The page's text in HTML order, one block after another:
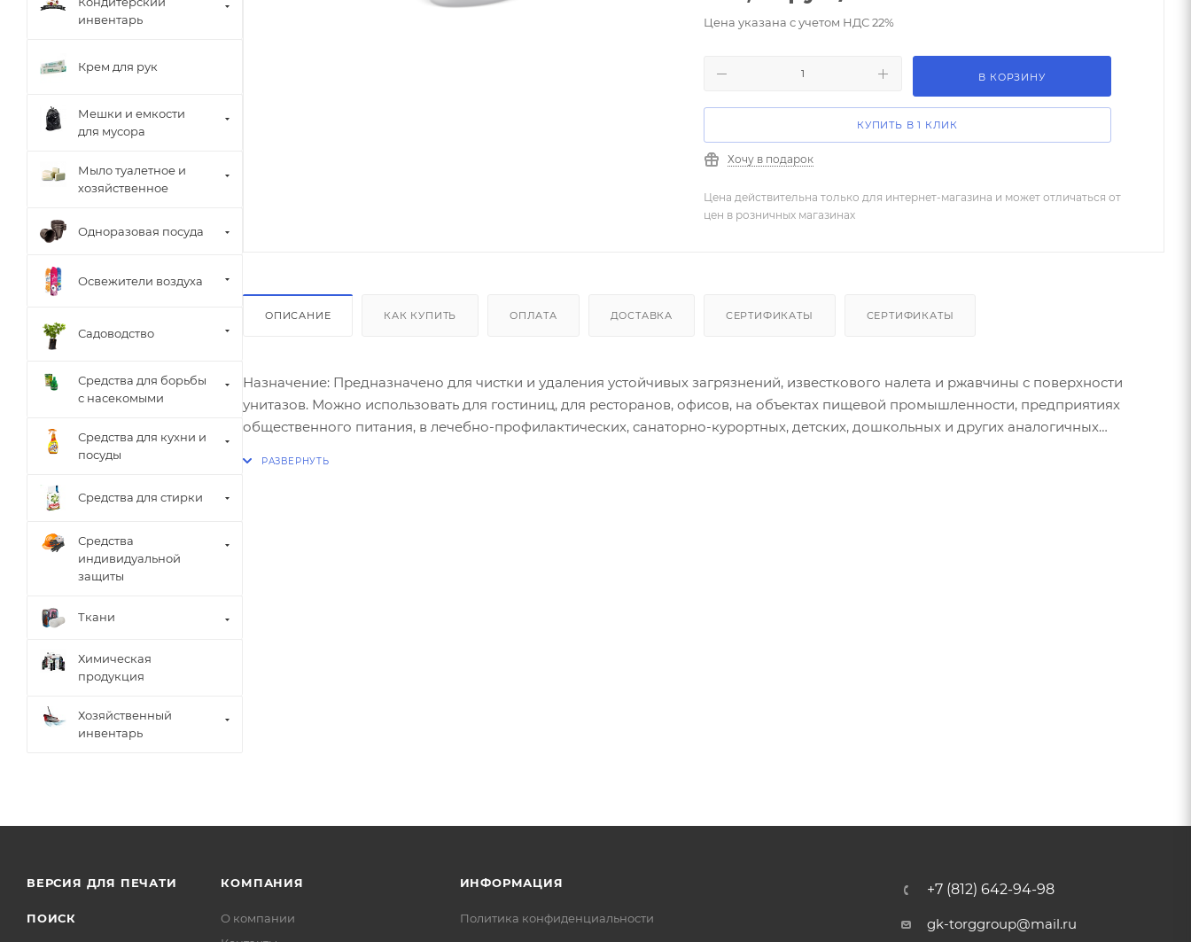
Цена указана с учетом НДС 22%
В КОРЗИНУ
КУПИТЬ В 1 КЛИК
Хочу в подарок
Цена действительна только для интернет-магазина и может отличаться от
цен в розничных магазинах
ОПИСАНИЕ КАК КУПИТЬ ОПЛАТА ДОСТАВКА СЕРТИФИКАТЫ СЕРТИФИКАТЫ
Назначение: Предназначено для чистки и удаления устойчивых загрязнений, известкового налета и ржавчины с поверхности
унитазов. Можно использовать для гостиниц, для ресторанов, офисов, на объектах пищевой промышленности, предприятиях
общественного питания, в лечебно-профилактических, санаторно-курортных, детских, дошкольных и других аналогичных
инвентарь
Крем для рук
Мешки и емкости
для мусора
Мыло туалетное и
хозяйственное
Одноразовая посуда
Освежители воздуха
Садоводство
Средства для борьбы
с насекомыми
Средства для кухни и
посуды
Средства для стирки
Средства
индивидуальной
защиты
Ткани
Химическая
продукция
Хозяйственный
инвентарь
ВЕРСИЯ ДЛЯ ПЕЧАТИ
ПОИСК
КОМПАНИЯ
О компании
ИНФОРМАЦИЯ
Политика конфиденциальности
+7 (812) 642-94-98
gk-torggroup@mail.ru